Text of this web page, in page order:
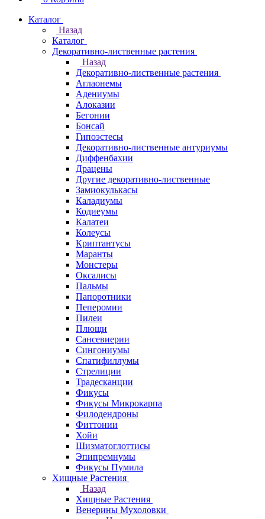
Каталог
Назад
Каталог
Декоративно-лиственные растения
Назад
Декоративно-лиственные растения
Аглаонемы
Адениумы
Алоказии
Бегонии
Бонсай
Гипоэстесы
Декоративно-лиственные антуриумы
Диффенбахии
Драцены
Другие декоративно-лиственные
Замиокулькасы
Каладиумы
Кодиеумы
Калатеи
Колеусы
Криптантусы
Маранты
Монстеры
Оксалисы
Пальмы
Папоротники
Пеперомии
Пилеи
Плющи
Сансевиерии
Сингониумы
Спатифиллумы
Стрелиции
Традесканции
Фикусы
Фикусы Микрокарпа
Филодендроны
Фиттонии
Хойи
Шизматоглоттисы
Эпипремнумы
Фикусы Пумила
Хищные Растения
Назад
Хищные Растения
Венерины Мухоловки